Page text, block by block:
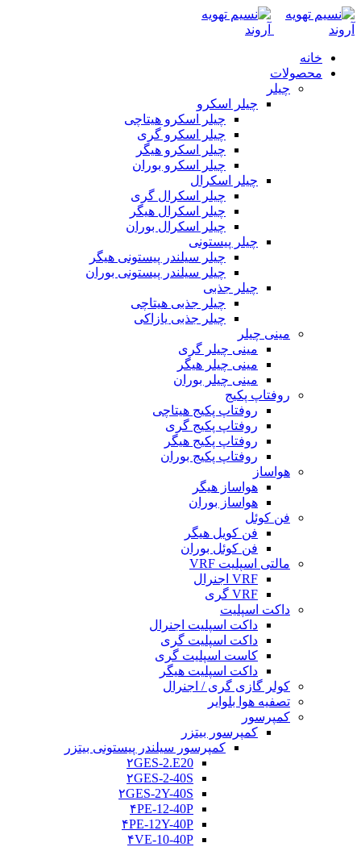
خانه
محصولات
چیلر
چیلر اسکرو
چیلر اسکرو هیتاچی
چیلر اسکرو گری
چیلر اسکرو هیگر
چیلر اسکرو بوران
چیلر اسکرال
چیلر اسکرال گری
چیلر اسکرال هیگر
چیلر اسکرال بوران
چیلر پیستونی
چیلر سیلندر پیستونی هیگر
چیلر سیلندر پیستونی بوران
چیلر جذبی
چیلر جذبی هیتاچی
چیلر جذبی یازاکی
مینی چیلر
مینی چیلر گری
مینی چیلر هیگر
مینی چیلر بوران
روفتاپ پکیج
روفتاپ پکیج هیتاچی
روفتاپ پکیج گری
روفتاپ پکیج هیگر
روفتاپ پکیج بوران
هواساز
هواساز هیگر
هواساز بوران
فن کوئل
فن کویل هیگر
فن کوئل بوران
مالتی اسپلیت VRF
VRF اجنرال
VRF گری
داکت اسپلیت
داکت اسپلیت اجنرال
داکت اسپلیت گری
کاست اسپلیت گری
داکت اسپلیت هیگر
کولر گازی گری / اجنرال
تصفیه هوا بلوایر
کمپرسور
کمپرسور بیتزر
کمپرسور سیلندر پیستونی بیتزر
۲GES-2.E20
۲GES-2-40S
۲GES-2Y-40S
۴PE-12-40P
۴PE-12Y-40P
۴VE-10-40P